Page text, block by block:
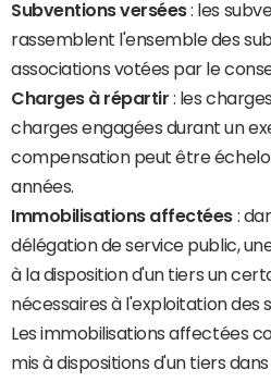
Subventions versées: les
rassemblent l'ensemble des
associations votées par le
Charges à répartir : les
charges engagées durant un
compensation peut être
années.
Immobilisations affectées :
délégation de service public,
à la disposition d'un tiers un
nécessaires à l'exploitation des
Les immobilisations affectées
mis à dispositions d'un tiers